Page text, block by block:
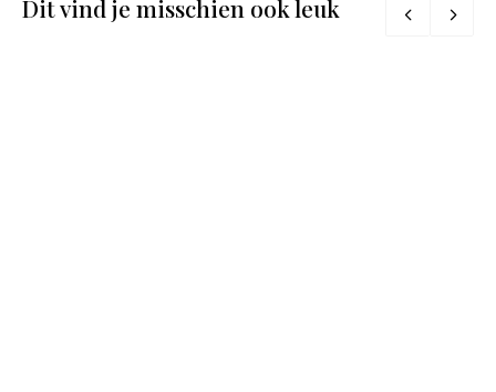
Dit vind je misschien ook leuk